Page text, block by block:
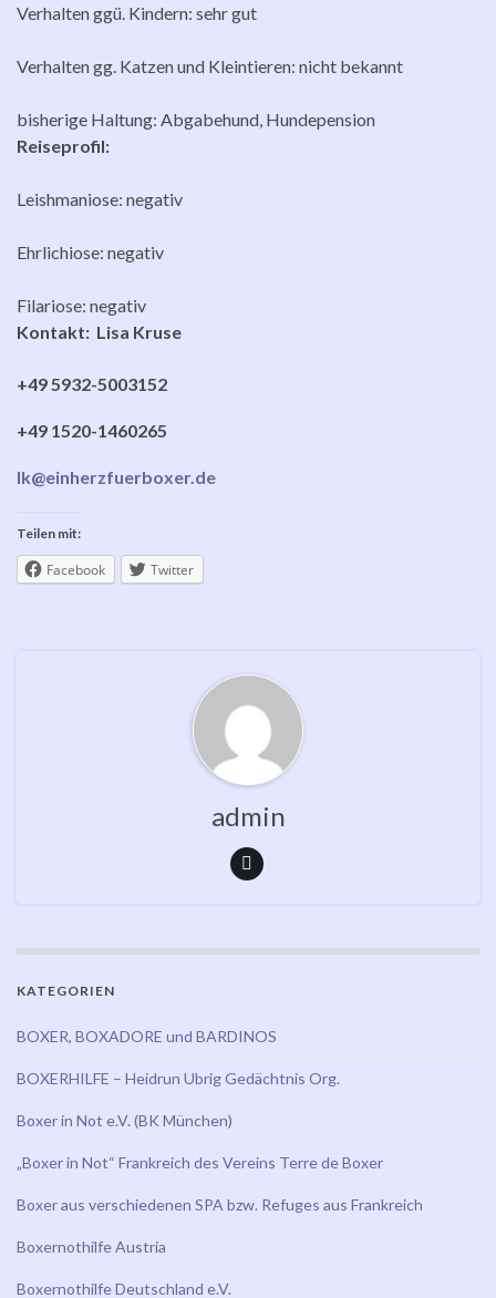
Verhalten ggü. Kindern: sehr gut
Verhalten gg. Katzen und Kleintieren: nicht bekannt
bisherige Haltung: Abgabehund, Hundepension
Reiseprofil:
Leishmaniose: negativ
Ehrlichiose: negativ
Filariose: negativ
Kontakt: Lisa Kruse
+49 5932-5003152
+49 1520-1460265
lk@einherzfuerboxer.de
Teilen mit:
Facebook Twitter
admin
KATEGORIEN
BOXER, BOXADORE und BARDINOS
BOXERHILFE – Heidrun Ubrig Gedächtnis Org.
Boxer in Not e.V. (BK München)
„Boxer in Not“ Frankreich des Vereins Terre de Boxer
Boxer aus verschiedenen SPA bzw. Refuges aus Frankreich
Boxernothilfe Austria
Boxernothilfe Deutschland e.V.